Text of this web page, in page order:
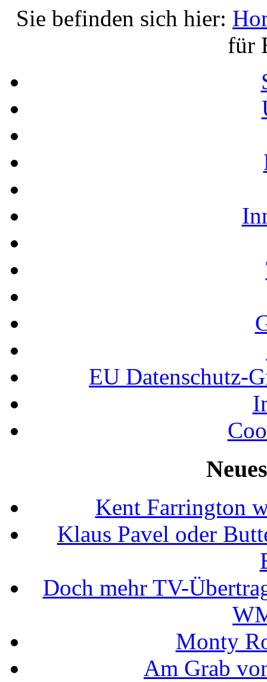
Sie befinden sich hier:
für
EU Datenschutz-
Kent Farrington
Klaus Pavel oder
Doch mehr TV-
Monty
Am Grab